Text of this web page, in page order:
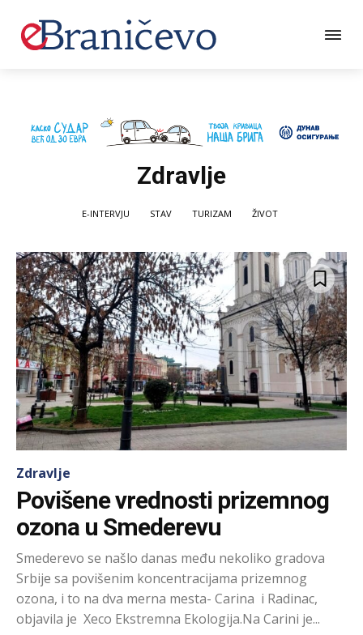
Zdravlje
E-INTERVJU STAV TURIZAM ŽIVOT
Zdravlje
Povišene vrednosti prizemnog
ozona u Smederevu
Smederevo se našlo danas među nekoliko gradova
Srbije sa povišenim koncentracijama prizemnog
ozona, i to na dva merna mesta- Carina i Radinac,
objavila je Xeco Ekstremna Ekologija.Na Carini je...